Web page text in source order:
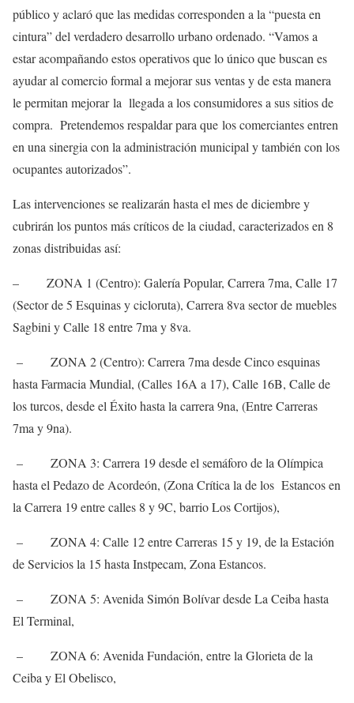
público y aclaró que las medidas corresponden a la “puesta en
cintura” del verdadero desarrollo urbano ordenado. “Vamos a
estar acompañando estos operativos que lo único que buscan es
ayudar al comercio formal a mejorar sus ventas y de esta manera
le permitan mejorar la llegada a los consumidores a sus sitios de
compra. Pretendemos respaldar para que los comerciantes entren
en una sinergia con la administración municipal y también con los
ocupantes autorizados”.
Las intervenciones se realizarán hasta el mes de diciembre y
cubrirán los puntos más críticos de la ciudad, caracterizados en 8
zonas distribuidas así:
– ZONA 1 (Centro): Galería Popular, Carrera 7ma, Calle 17
(Sector de 5 Esquinas y cicloruta), Carrera 8va sector de muebles
Sagbini y Calle 18 entre 7ma y 8va.
– ZONA 2 (Centro): Carrera 7ma desde Cinco esquinas
hasta Farmacia Mundial, (Calles 16A a 17), Calle 16B, Calle de
los turcos, desde el Éxito hasta la carrera 9na, (Entre Carreras
7ma y 9na).
– ZONA 3: Carrera 19 desde el semáforo de la Olímpica
hasta el Pedazo de Acordeón, (Zona Crítica la de los Estancos en
la Carrera 19 entre calles 8 y 9C, barrio Los Cortijos),
– ZONA 4: Calle 12 entre Carreras 15 y 19, de la Estación
de Servicios la 15 hasta Instpecam, Zona Estancos.
– ZONA 5: Avenida Simón Bolívar desde La Ceiba hasta
El Terminal,
– ZONA 6: Avenida Fundación, entre la Glorieta de la
Ceiba y El Obelisco,